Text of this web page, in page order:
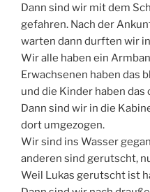
Dann sind wir mit dem
gefahren. Nach der
warten dann durften wir
Wir alle haben ein
Erwachsenen haben das
und die Kinder haben
Dann sind wir in die
dort umgezogen.
Wir sind ins Wasser
anderen sind gerutscht,
Weil Lukas gerutscht ist